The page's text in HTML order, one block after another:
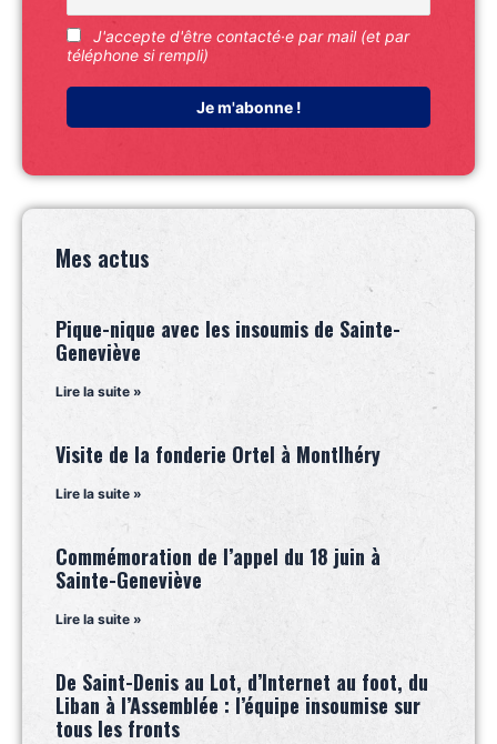
J'accepte d'être contacté·e par mail (et par
téléphone si rempli)
Mes actus
Pique-nique avec les insoumis de Sainte-
Geneviève
Lire la suite »
Visite de la fonderie Ortel à Montlhéry
Lire la suite »
Commémoration de l’appel du 18 juin à
Sainte-Geneviève
Lire la suite »
De Saint-Denis au Lot, d’Internet au foot, du
Liban à l’Assemblée : l’équipe insoumise sur
tous les fronts